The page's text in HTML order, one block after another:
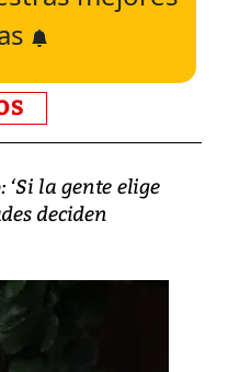
la gente elige
deciden